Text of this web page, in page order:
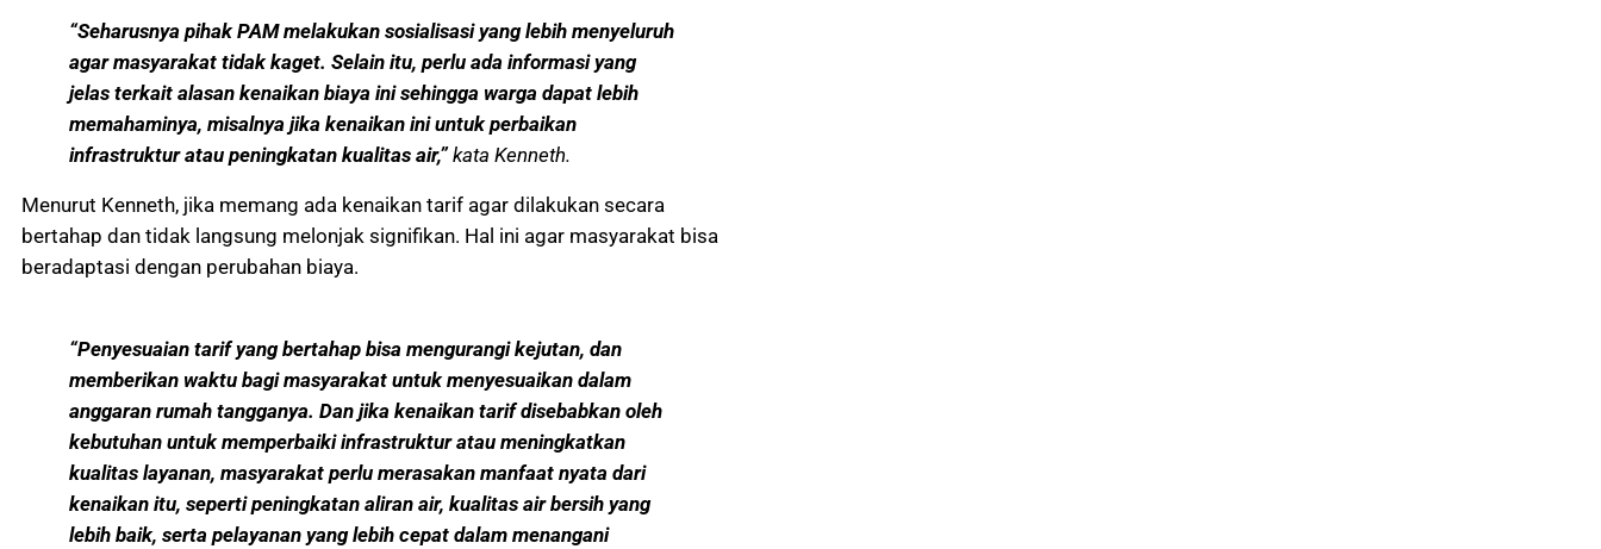
“Seharusnya pihak PAM melakukan sosialisasi yang lebih menyeluruh
agar masyarakat tidak kaget. Selain itu, perlu ada informasi yang
jelas terkait alasan kenaikan biaya ini sehingga warga dapat lebih
memahaminya, misalnya jika kenaikan ini untuk perbaikan
infrastruktur atau peningkatan kualitas air,”kata Kenneth.
Menurut Kenneth, jika memang ada kenaikan tarif agar dilakukan secara
bertahap dan tidak langsung melonjak signifikan. Hal ini agar masyarakat bisa
beradaptasi dengan perubahan biaya.
“Penyesuaian tarif yang bertahap bisa mengurangi kejutan, dan
memberikan waktu bagi masyarakat untuk menyesuaikan dalam
anggaran rumah tangganya. Dan jika kenaikan tarif disebabkan oleh
kebutuhan untuk memperbaiki infrastruktur atau meningkatkan
kualitas layanan, masyarakat perlu merasakan manfaat nyata dari
kenaikan itu, seperti peningkatan aliran air, kualitas air bersih yang
lebih baik, serta pelayanan yang lebih cepat dalam menangani